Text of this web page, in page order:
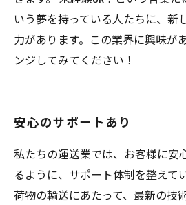
いう夢を持っている人たちに、新
力があります。この業界に興味が
ンジしてみてください！
安心のサポートあり
私たちの運送業では、お客様に安
るように、サポート体制を整えて
荷物の輸送にあたって、最新の技